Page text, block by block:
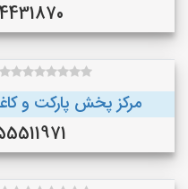
09104431870
مرکز پخش پارکت و
09355511971